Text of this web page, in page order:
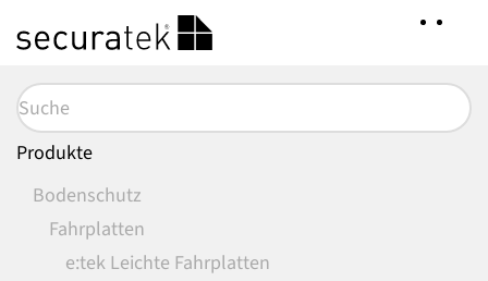
Hauptinhalt
springen
Produkte
Bodenschutz
Fahrplatten
e:tek Leichte Fahrplatten